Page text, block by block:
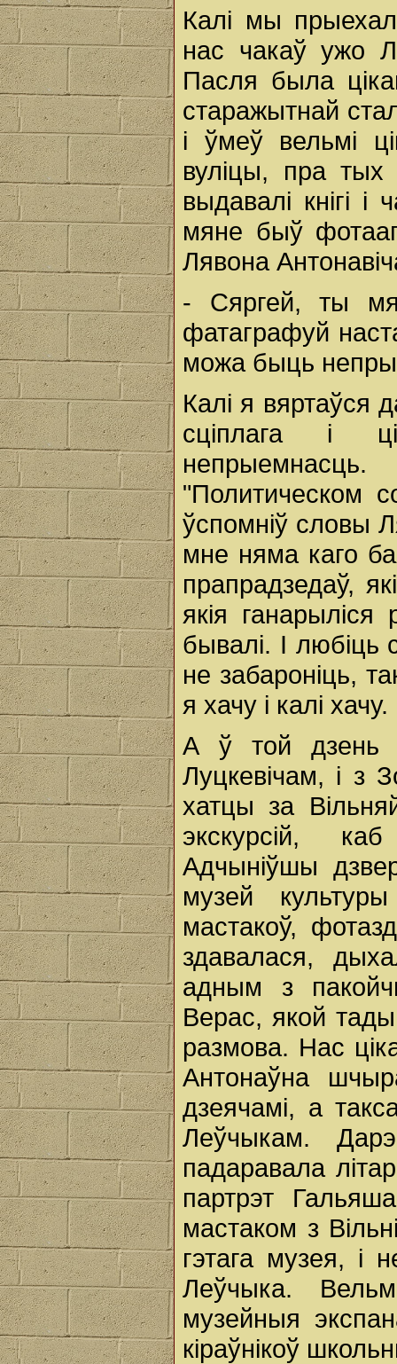
Калі мы
нас чакаў ужо
Пасля была
старажытнай
і ўмеў вельмі
вуліцы, пра тых
выдавалі кнігі і
мяне быў
Лявона
- Сяргей, ты
фатаграфуй
можа быць
Калі я вяртаўся
сціплага і
"Политическом
ўспомніў словы
мне няма каго
прапрадзедаў,
якія
бывалі. І любіць
не забароніць,
я хачу і калі хачу.
А ў той дзень
Луцкевічам, і з
хатцы за
экскурсій,
Адчыніўшы
музей
мастакоў,
здавалася,
адным з
Верас, якой
размова. Нас
Антонаўна
дзеячамі, а
Леўчыкам.
падаравала
партрэт
мастаком з
гэтага музея, і
Леўчыка.
музейныя
кіраўнікоў